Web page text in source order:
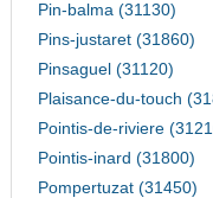
Pin-balma (31130)
Pins-justaret (31860)
Pinsaguel (31120)
Plaisance-du-touch
Pointis-de-riviere
Pointis-inard (31800)
Pompertuzat (31450)